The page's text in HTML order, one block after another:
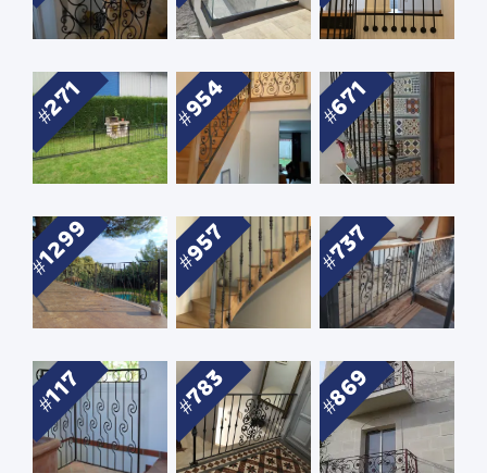
271 954 671
1299 957 737
117 783 869